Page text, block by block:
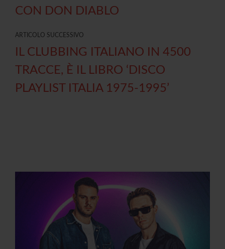
CON DON DIABLO
ARTICOLO SUCCESSIVO
IL CLUBBING ITALIANO IN 4500
TRACCE, È IL LIBRO ‘DISCO
PLAYLIST ITALIA 1975-1995’